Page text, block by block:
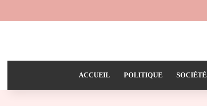
ACCUEIL POLITIQUE SOCIÉTÉ